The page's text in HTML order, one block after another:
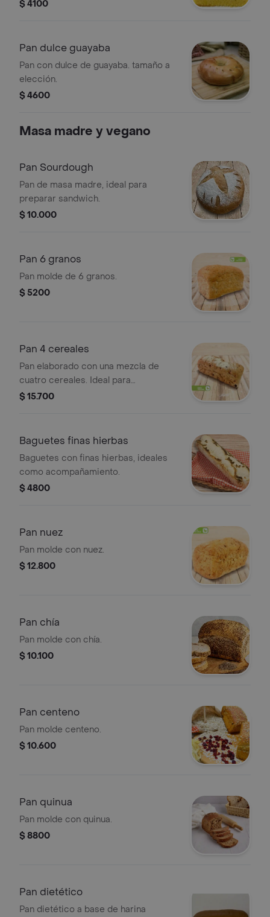
$ 4100
Pan dulce guayaba
Pan con dulce de guayaba. tamaño a
elección.
$ 4600
Masa madre y vegano
Pan Sourdough
Pan de masa madre, ideal para
preparar sandwich.
$ 10.000
Pan 6 granos
Pan molde de 6 granos.
$ 5200
Pan 4 cereales
Pan elaborado con una mezcla de
cuatro cereales. Ideal para
acompañar tus comidas. Apto para
$ 15.700
Baguetes finas hierbas
Baguetes con finas hierbas, ideales
como acompañamiento.
$ 4800
Pan nuez
Pan molde con nuez.
$ 12.800
Pan chía
Pan molde con chía.
$ 10.100
Pan centeno
Pan molde centeno.
$ 10.600
Pan quinua
Pan molde con quinua.
$ 8800
Pan dietético
Pan dietético a base de harina